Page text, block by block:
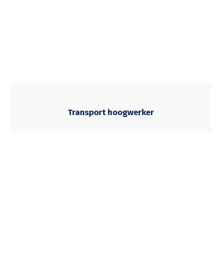
Transport hoogwerker